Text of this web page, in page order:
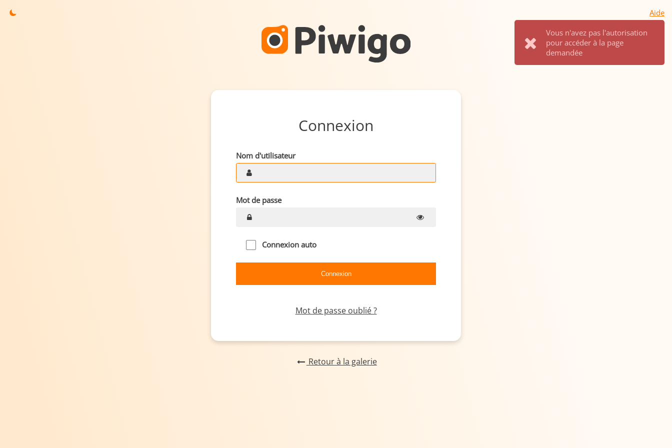
Aide
Vous n'avez pas l'autorisation
pour accéder à la page
demandée
Connexion
Nom d'utilisateur
Mot de passe
Connexion auto
Mot de passe oublié ?
Retour à la galerie